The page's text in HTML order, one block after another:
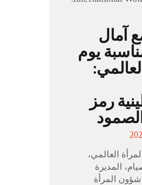
آمال
يوم
رمز
العالمي،
المديرة
شؤون المرأة